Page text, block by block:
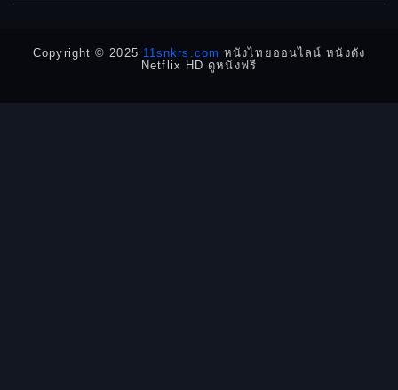
Detective สืบสวน
Copyright © 2025 11snkrs.com หนังไทยออนไลน์ หนังดัง
Netflix HD ดูหนังฟรี